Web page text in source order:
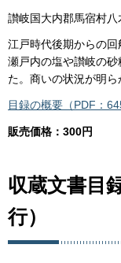
讃岐国大内郡馬宿村
江戸時代後期からの
瀬戸内の塩や讃岐の
た。商いの状況が明ら
目録の概要（PDF：
販売価格：300円
収蔵文書目
行）